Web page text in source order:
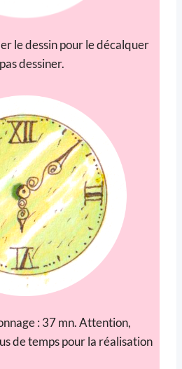
le dessin pour le décalquer
dessiner.
: 37 mn. Attention,
de temps pour la réalisation